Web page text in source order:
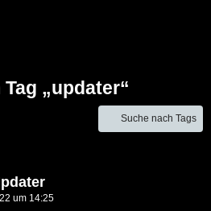
„updater“
Suche nach Tags
um 14:25